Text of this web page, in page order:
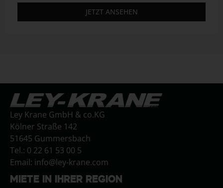
JETZT ANSEHEN
Ley Krane GmbH & co.KG
Kölner Straße 142
51645 Gummersbach
Tel.: 0 22 61 53 00 5
Email: info@ley-krane.com
MIETE IN IHRER REGION